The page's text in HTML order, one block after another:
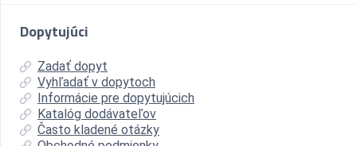
Dopytujúci
Zadať dopyt
Vyhľadať v dopytoch
Informácie pre dopytujúcich
Katalóg dodávateľov
Často kladené otázky